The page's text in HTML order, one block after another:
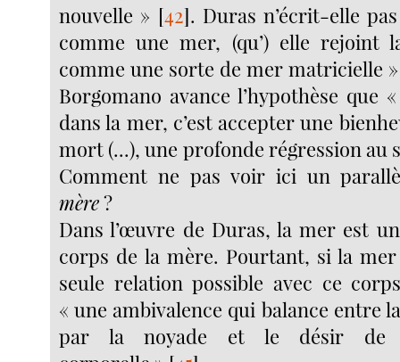
nouvelle » [42]. Duras n’écrit-elle
comme une mer, (qu’) elle rejoint
comme une sorte de mer matricielle »
Borgomano avance l’hypothèse
dans la mer, c’est accepter une
mort (...), une profonde régression au
Comment ne pas voir ici un
mère?
Dans l’œuvre de Duras, la mer est
corps de la mère. Pourtant, si la
seule relation possible avec ce
« une ambivalence qui balance entre
par la noyade et le désir de